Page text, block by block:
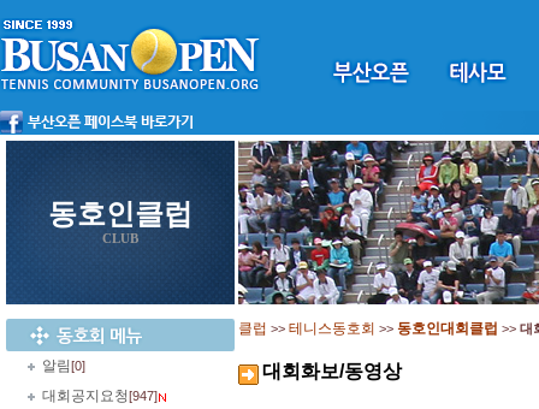
동호인클럽
CLUB
알림[0]
대회공지요청[947]
클럽 >> 테니스동호회 >> 동호인대회클럽 >> 대
대회화보/동영상